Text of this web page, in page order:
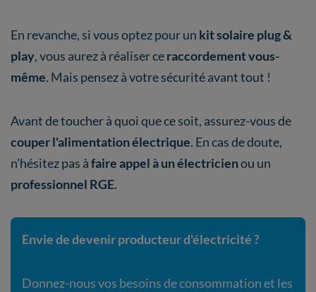
En revanche, si vous optez pour un kit solaire plug &
play, vous aurez à réaliser ceraccordement vous-
même. Mais pensez à votre sécurité avant tout !
Avant de toucher à quoi que ce soit, assurez-vous de
couper l'alimentation électrique. En cas de doute,
n’hésitez pas àfaire appel à un électricienou un
professionnel RGE.
Envie de devenir producteur d'électricité ?
Donnez-nous vos besoins de consommation et les